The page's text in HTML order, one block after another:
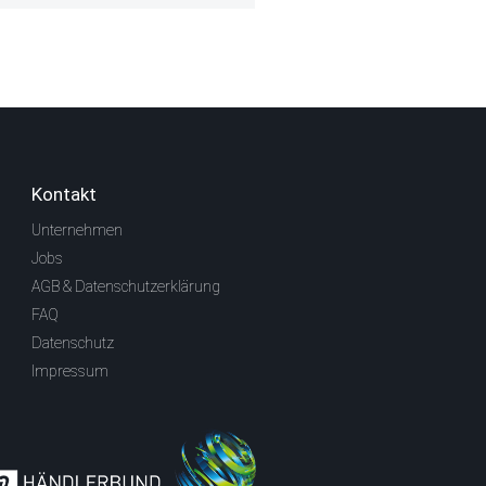
Kontakt
Unternehmen
Jobs
AGB & Datenschutzerklärung
FAQ
Datenschutz
Impressum